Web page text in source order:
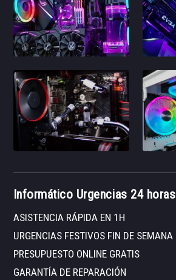
Informático Urgencias 24 horas
ASISTENCIA RÁPIDA EN 1H
URGENCIAS FESTIVOS FIN DE SEMANA
PRESUPUESTO ONLINE GRATIS
GARANTÍA DE REPARACIÓN